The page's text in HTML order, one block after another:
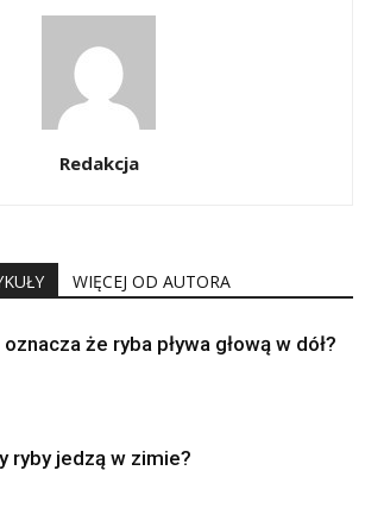
Redakcja
WIĘCEJ OD AUTORA
oznacza że ryba pływa głową w dół?
ryby jedzą w zimie?